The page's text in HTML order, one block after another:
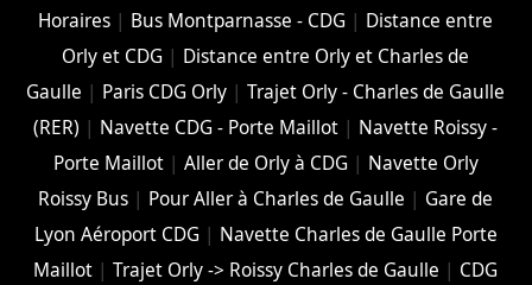
Horaires | Bus Montparnasse - CDG | Distance entre
Orly et CDG | Distance entre Orly et Charles de
Gaulle | Paris CDG Orly |Trajet Orly - Charles de Gaulle
(RER) | Navette CDG - Porte Maillot | Navette Roissy -
Porte Maillot| Aller de Orly à CDG | Navette Orly
Roissy Bus | Pour Aller à Charles de Gaulle | Gare de
Lyon Aéroport CDG | Navette Charles de Gaulle Porte
Maillot |Trajet Orly -> Roissy Charles de Gaulle | CDG